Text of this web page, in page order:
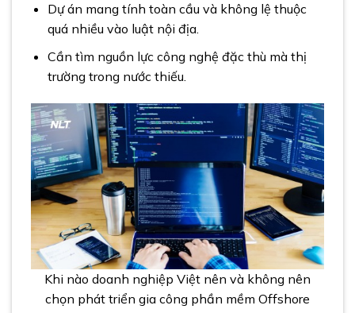
Dự án mang tính toàn cầu và không lệ thuộc
quá nhiều vào luật nội địa.
Cần tìm nguồn lực công nghệ đặc thù mà thị
trường trong nước thiếu.
Khi nào doanh nghiệp Việt nên và không nên
chọn phát triển gia công phần mềm Offshore